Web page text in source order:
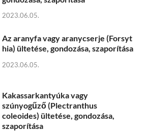
2023.06.05.
Az aranyfa vagy aranycserje (Forsyt
hia) ültetése, gondozása, szaporítása
2023.06.05.
Kakassarkantyúka vagy
szúnyogűző (Plectranthus
coleoides) ültetése, gondozása,
szaporítása